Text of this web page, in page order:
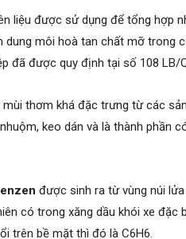
liệu được sử dụng để tổng hợp
dung môi hoà tan chất mỡ trong
đã được quy định tại số 108 LB/
thơm khá đặc trưng từ các
keo dán và là thành phần
được sinh ra từ vùng núi
có trong xăng dầu khói xe
trên bề mặt thì đó là C6H6.